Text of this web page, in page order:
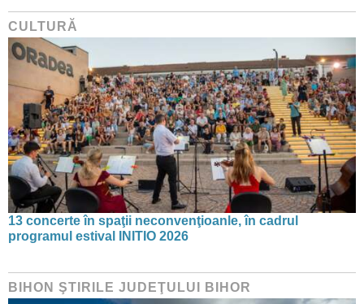
CULTURĂ
13 concerte în spaţii neconvenţioanle, în cadrul
programul estival INITIO 2026
BIHON ŞTIRILE JUDEŢULUI BIHOR